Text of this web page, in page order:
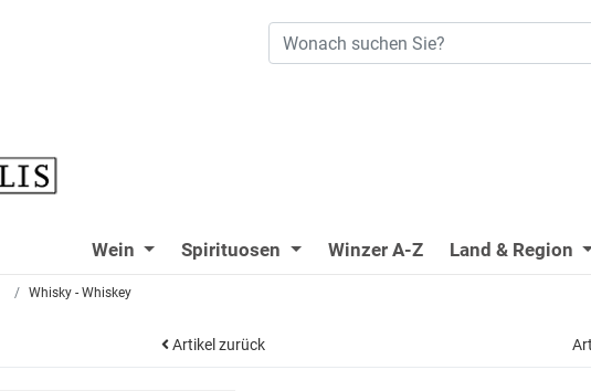
Wein Spirituosen Winzer A-Z Land & Region
Whisky - Whiskey
Artikel zurück